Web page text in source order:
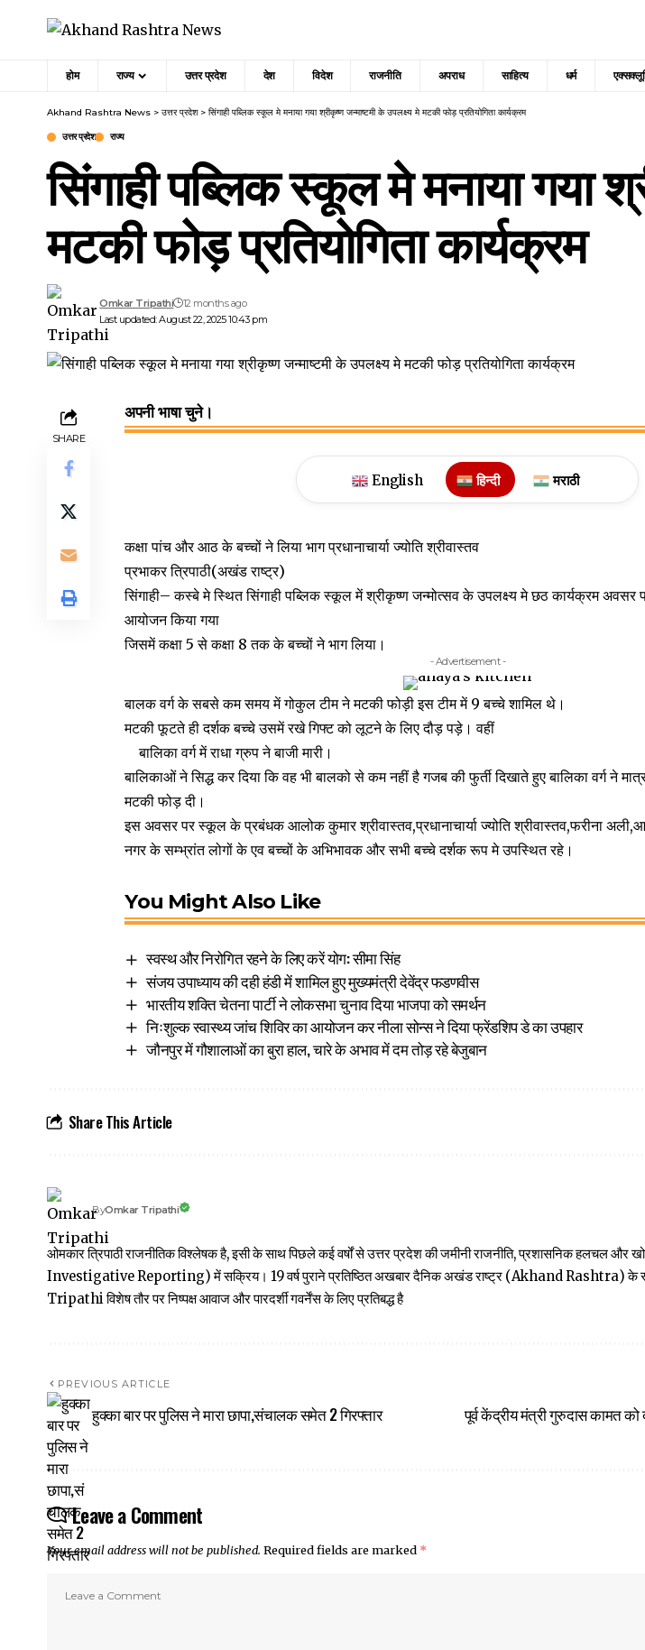
होम राज्य उत्तर प्रदेश देश विदेश राजनीति अपराध साहित्य धर्म
Akhand Rashtra News > उत्तर प्रदेश> सिंगाही पब्लिक स्कूल मे मनाया गया श्रीकृष्ण जन्माष्टमी के उपलक्ष्य मे मटकी फोड़ प्रतियोगिता कार्यक्रम
उत्तर प्रदेश राज्य
सिंगाही पब्लिक स्कूल मे मनाया गया
मटकी फोड़ प्रतियोगिता कार्यक्रम
Last updated: August 22, 2025 10:43 pm
Omkar Tripathi 12 months ago
SHARE
अपनी भाषा चुने।
English हिन्दी मराठी
कक्षा पांच और आठ के बच्चों ने लिया भाग प्रधानाचार्या ज्योति श्रीवास्तव
प्रभाकर त्रिपाठी(अखंड राष्ट्र)
सिंगाही– कस्बे मे स्थित सिंगाही पब्लिक स्कूल में श्रीकृष्ण जन्मोत्सव के उपलक्ष्य मे छठ कार्यक्रम अवसर
आयोजन किया गया
जिसमें कक्षा 5 से कक्षा 8 तक के बच्चों ने भाग लिया।
- Advertisement -
बालक वर्ग के सबसे कम समय में गोकुल टीम ने मटकी फोड़ी इस टीम में 9 बच्चे शामिल थे।
मटकी फूटते ही दर्शक बच्चे उसमें रखे गिफ्ट को लूटने के लिए दौड़ पड़े। वहीं
बालिका वर्ग में राधा ग्रुप ने बाजी मारी।
बालिकाओं ने सिद्ध कर दिया कि वह भी बालको से कम नहीं है गजब की फुर्ती दिखाते हुए बालिका वर्ग ने
मटकी फोड़ दी।
इस अवसर पर स्कूल के प्रबंधक आलोक कुमार श्रीवास्तव,प्रधानाचार्या ज्योति श्रीवास्तव,फरीना
नगर के सम्भ्रांत लोगों के एव बच्चों के अभिभावक और सभी बच्चे दर्शक रूप मे उपस्थित रहे।
You Might Also Like
स्वस्थ और निरोगित रहने के लिए करें योग: सीमा सिंह
संजय उपाध्याय की दही हंडी में शामिल हुए मुख्यमंत्री देवेंद्र फडणवीस
भारतीय शक्ति चेतना पार्टी ने लोकसभा चुनाव दिया भाजपा को समर्थन
निःशुल्क स्वास्थ्य जांच शिविर का आयोजन कर नीला सोन्स ने दिया फ्रेंडशिप डे का उपहार
जौनपुर में गौशालाओं का बुरा हाल, चारे के अभाव में दम तोड़ रहे बेजुबान
Share This Article
ByOmkar Tripathi
ओमकार त्रिपाठी राजनीतिक विश्लेषक है, इसी के साथ पिछले कई वर्षों से उत्तर प्रदेश की जमीनी राजनीति, प्रशासनिक हलचल और
Investigative Reporting) में सक्रिय। 19 वर्ष पुराने प्रतिष्ठित अखबार दैनिक अखंड राष्ट्र (Akhand Rashtra) के
Tripathi विशेष तौर पर निष्पक्ष आवाज और पारदर्शी गवर्नेंस के लिए प्रतिबद्ध है
PREVIOUS ARTICLE
हुक्का बार पर पुलिस ने मारा छापा,संचालक समेत 2 गिरफ्तार पूर्व केंद्रीय मंत्री गुरुदास कामत को
Leave a Comment
Your email address will not be published. Required fields are marked *